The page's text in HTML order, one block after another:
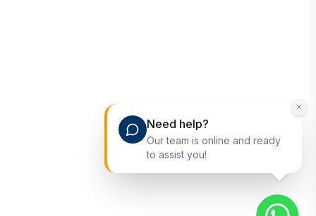
Need help?
Our team is online and ready
to assist you!